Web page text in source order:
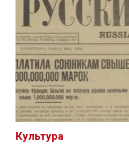
Культура